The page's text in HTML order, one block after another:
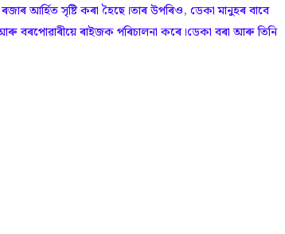
আৰ্হিত সৃষ্টি কৰা হৈছে।তাৰ উপৰিও, ডেকা মানুহৰ বাবে
আৰু বৰপোৱাৰীয়ে ৰাইজক পৰিচালনা কৰে।ডেকা বৰা আৰু তিনি